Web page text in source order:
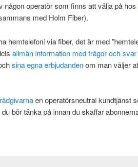
någon operatör som finns att välja på hos
med Holm Fiber).
hemtelefoni via fiber, det är med
allmän information med frågor och svar
sina egna erbjudandenom man väljer
en operatörsneutral kundtjänst
bör tänka på innan du skaffar